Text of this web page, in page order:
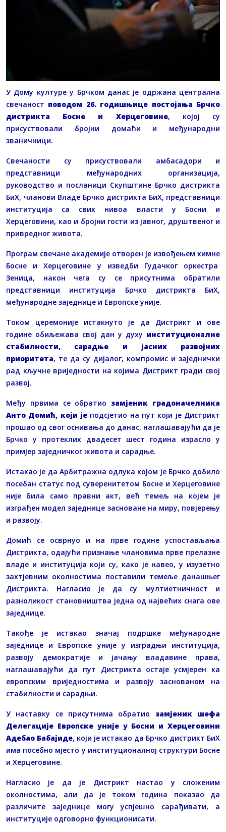
У Дому културе у Брчком данас је одржана централна
свечаност поводом 26. годишњице постојања Брчко
дистрикта Босне и Херцеговине, којој су
присуствовали бројни домаћи и међународни
званичници.
Свечаности су присуствовали амбасадори и
представници међународних организација,
руководство и посланици Скупштине Брчко дистрикта
БиХ, чланови Владе Брчко дистрикта БиХ, представници
институција са свих нивоа власти у Босни и
Херцеговини, као и бројни гости из јавног, друштвеног и
привредног живота.
Програм свечане академије отворен је извођењем химне
Босне и Херцеговине у изведби Гудачког оркестра
Зеница, након чега су се присутнима обратили
представници институција Брчко дистрикта БиХ,
међународне заједнице и Европске уније.
Током церемоније истакнуто је да Дистрикт и ове
године обиљежава свој дан у духу институционалне
стабилности, сарадње и јасних развојних
приоритета, те да су дијалог, компромис и заједнички
рад кључне вриједности на којима Дистрикт гради свој
развој.
Међу првима се обратио замјеник градоначелника
Анто Домић, који је подсјетио на пут који је Дистрикт
прошао од свог оснивања до данас, наглашавајући да је
Брчко у протеклих двадесет шест година израсло у
примјер заједничког живота и сарадње.
Истакао је да Арбитражна одлука којом је Брчко добило
посебан статус под суверенитетом Босне и Херцеговине
није била само правни акт, већ темељ на којем је
изграђен модел заједнице засноване на миру, повјерењу
и развоју.
Домић се осврнуо и на прве године успостављања
Дистрикта, одајући признање члановима прве прелазне
владе и институција који су, како је навео, у изузетно
захтјевним околностима поставили темеље данашњег
Дистрикта. Нагласио је да су мултиетничност и
разноликост становништва једна од највећих снага ове
заједнице.
Такође је истакао значај подршке међународне
заједнице и Европске уније у изградњи институција,
развоју демократије и јачању владавине права,
наглашавајући да пут Дистрикта остаје усмјерен ка
европским вриједностима и развоју заснованом на
стабилности и сарадњи.
У наставку се присутнима обратио замјеник шефа
Делегације Европске уније у Босни и Херцеговини
Адебао Бабајиде, који је истакао да Брчко дистрикт БиХ
има посебно мјесто у институционалној структури Босне
и Херцеговине.
Нагласио је да је Дистрикт настао у сложеним
околностима, али да је током година показао да
различите заједнице могу успјешно сарађивати, а
институције одговорно функционисати.